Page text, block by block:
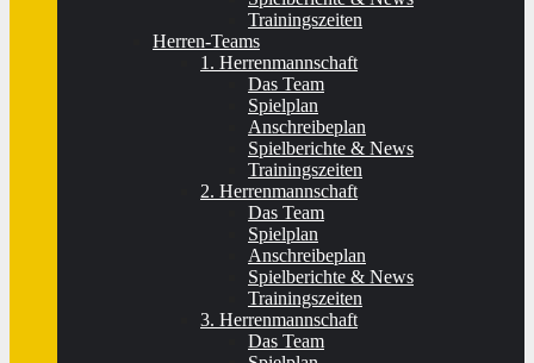
Trainingszeiten
Herren-Teams
1. Herrenmannschaft
Das Team
Spielplan
Anschreibeplan
Spielberichte & News
Trainingszeiten
2. Herrenmannschaft
Das Team
Spielplan
Anschreibeplan
Spielberichte & News
Trainingszeiten
3. Herrenmannschaft
Das Team